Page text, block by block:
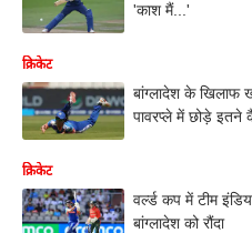
'काश मैं...'
क्रिकेट
बांग्लादेश के खिलाफ
पावरप्ले में छोड़े इतने
क्रिकेट
वर्ल्ड कप में टीम
बांग्लादेश को रौंदा